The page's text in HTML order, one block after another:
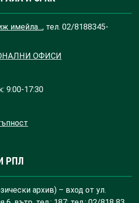
имейла..., тел. 02/8188345-
ОФИСИ
9:00-17:30
РПЛ
архив) – вход от ул.